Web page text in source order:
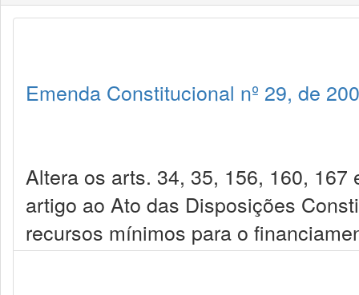
Emenda Constitucional nº 29, de
Altera os arts. 34, 35, 156, 160,
artigo ao Ato das Disposições
recursos mínimos para o